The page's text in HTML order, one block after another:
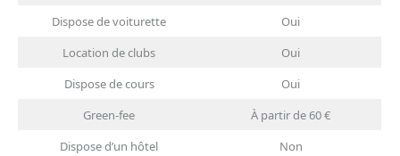
Dispose de voiturette
Oui
Location de clubs
Oui
Dispose de cours
Oui
Green-fee
À partir de 60 €
Dispose d’un hôtel
Non